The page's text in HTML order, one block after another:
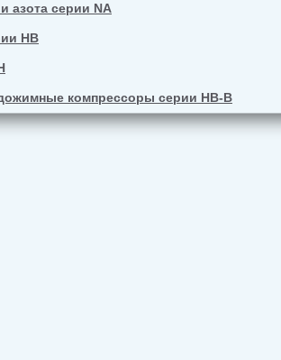
азота серии NA
HB
компрессоры серии HB-B